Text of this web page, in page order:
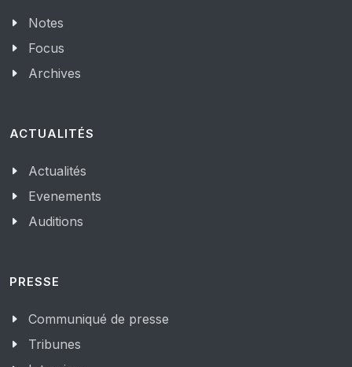
Notes
Focus
Archives
ACTUALITÉS
Actualités
Evenements
Auditions
PRESSE
Communiqué de presse
Tribunes